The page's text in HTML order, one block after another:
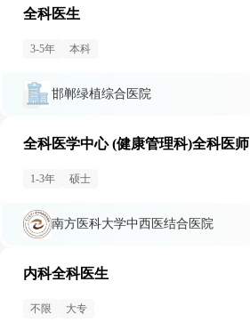
全科医生
3-5年 本科
邯郸绿植综合医院
全科医学中心 (健康管理科)全科医师
1-3年 硕士
南方医科大学中西医结合医院
内科全科医生
不限 大专